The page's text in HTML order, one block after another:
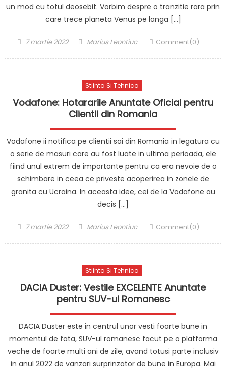
un mod cu totul deosebit. Vorbim despre o tranzitie rara prin
care trece planeta Venus pe langa […]
Posted
7 martie 2022 Author
Marius Leontiuc Comment(0)
Stiinta Si Tehnica
Vodafone: Hotararile Anuntate Oficial pentru
Clientii din Romania
Vodafone ii notifica pe clientii sai din Romania in legatura cu
o serie de masuri care au fost luate in ultima perioada, ele
fiind unul extrem de importante pentru ca era nevoie de o
schimbare in ceea ce priveste acoperirea in zonele de
granita cu Ucraina. In aceasta idee, cei de la Vodafone au
decis […]
Posted
7 martie 2022 Author
Marius Leontiuc Comment(0)
Stiinta Si Tehnica
DACIA Duster: Vestile EXCELENTE Anuntate
pentru SUV-ul Romanesc
DACIA Duster este in centrul unor vesti foarte bune in
momentul de fata, SUV-ul romanesc facut pe o platforma
veche de foarte multi ani de zile, avand totusi parte inclusiv
in anul 2022 de vanzari surprinzator de bune in Europa. Mai